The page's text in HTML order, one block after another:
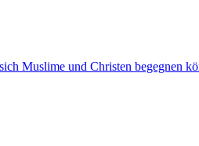
Muslime und Christen begegnen